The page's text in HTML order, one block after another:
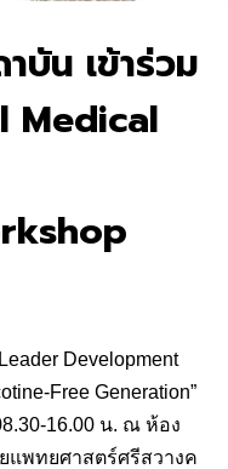
น เข้าร่วม
Medical
Development
Free Generation”
16.00 น. ณ ห้อง
แพทยศาสตร์ศรีสวางค